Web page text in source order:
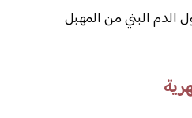
الدم البني من المهبل